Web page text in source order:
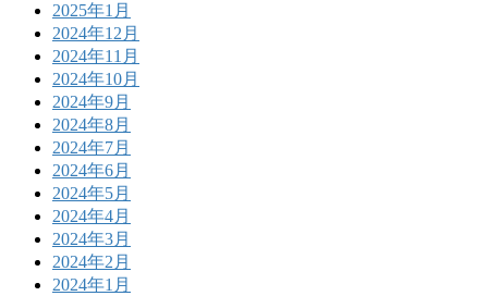
2025年1月
2024年12月
2024年11月
2024年10月
2024年9月
2024年8月
2024年7月
2024年6月
2024年5月
2024年4月
2024年3月
2024年2月
2024年1月